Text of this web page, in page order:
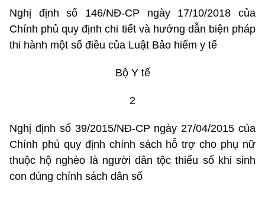
Nghị định số 146/NĐ-CP ngày 17/10/2018 của
Chính phủ quy định chi tiết và hướng dẫn biện pháp
thi hành một số điều của Luật Bảo hiểm y tế
Bộ Y tế
2
Nghị định số 39/2015/NĐ-CP ngày 27/04/2015 của
Chính phủ quy định chính sách hỗ trợ cho phụ nữ
thuộc hộ nghèo là người dân tộc thiểu số khi sinh
con đúng chính sách dân số